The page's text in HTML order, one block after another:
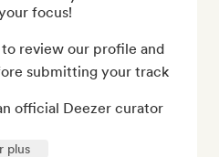
focus!
review our profile and
submitting your track
official Deezer curator
plus